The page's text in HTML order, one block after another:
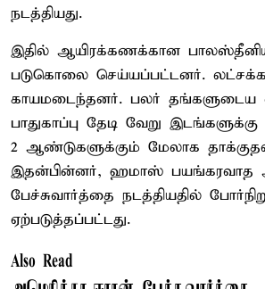
நடத்தியது.
இதில் ஆயிரக்கணக்கான
படுகொலை செய்யப்பட்டனர்.
காயமடைந்தனர். பலர் தங்களுடைய
பாதுகாப்பு தேடி வேறு
2 ஆண்டுகளுக்கும் மேலாக
இதன்பின்னர், ஹமாஸ் பயங்கரவாத
பேச்சுவார்த்தை நடத்தியதில்
ஏற்படுத்தப்பட்டது.
Also Read